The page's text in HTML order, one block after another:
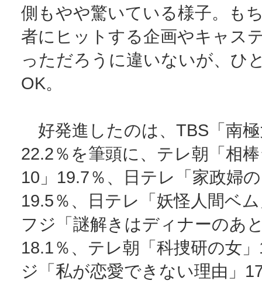
側もやや驚いている様子。も
者にヒットする企画やキャス
っただろうに違いないが、ひ
OK。
好発進したのは、TBS「南
22.2％を筆頭に、テレ朝「相
10」19.7％、日テレ「家政婦
19.5％、日テレ「妖怪人間ベ
フジ「謎解きはディナーのあ
18.1％、テレ朝「科捜研の女
ジ「私が恋愛できない理由」